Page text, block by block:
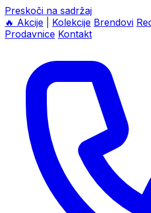
Preskoči na sadržaj
🔥 Akcije Kolekcije Brendovi
Prodavnice Kontakt